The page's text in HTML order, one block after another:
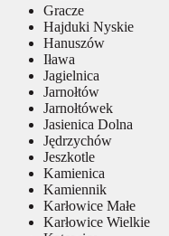
Gracze
Hajduki Nyskie
Hanuszów
Iława
Jagielnica
Jarnołtów
Jarnołtówek
Jasienica Dolna
Jędrzychów
Jeszkotle
Kamienica
Kamiennik
Karłowice Małe
Karłowice Wielkie